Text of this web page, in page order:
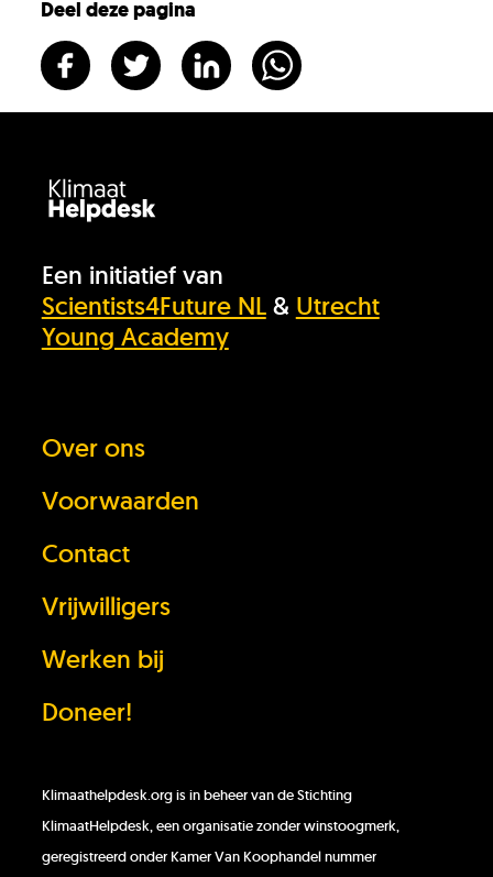
Deel deze pagina
Een initiatief van
Scientists4Future NL& Utrecht
Young Academy
Over ons
Voorwaarden
Contact
Vrijwilligers
Werken bij
Doneer!
Klimaathelpdesk.org is in beheer van de Stichting
KlimaatHelpdesk, een organisatie zonder winstoogmerk,
geregistreerd onder Kamer Van Koophandel nummer
KlimaatLesSnacks
Onze organisatie
KH Kids
gevonden?
Doneer!